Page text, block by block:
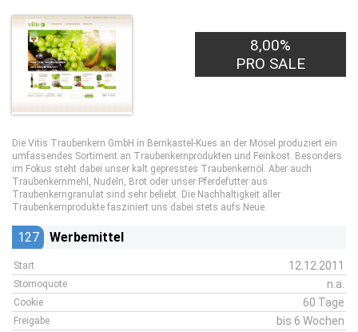
8,00%
PRO SALE
Die Vitis Traubenkern GmbH in Bernkastel-Kues an der Mosel produziert ein
umfassendes Sortiment an Traubenkernprodukten und Feinkost. Besonders
im Fokus steht dabei unser kalt gepresstes Traubenkernöl. Aber auch
Traubenkernmehl, Nudeln, Brot oder unser Pferdefutter aus
Traubenkerngranulat sind sehr beliebt. Die Nachhaltigkeit aller
Traubenkernprodukte fasziniert uns dabei stets aufs Neue.
127 Werbemittel
Start 12.12.2011
Stornoquote n.a.
Cookie 60 Tage
Freigabe bis 6 Wochen